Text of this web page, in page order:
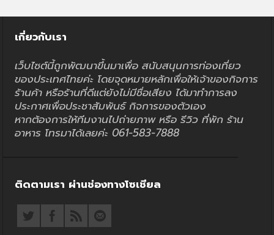
เกี่ยวกับเรา
เว็บไซต์นี้ถูกพัฒนาขึ้นมาเพื่อ สนับสนุนการท่องเที่ยว
ของประเทศไทยค่ะ โดยจุดหมายหลักเพื่อให้เจ้าของกิจการ
ร้านค้า หรือร้านที่ดีแต่ยังไม่มีชื่อเสียง ได้มาทำการลง
ประกาศเพื่อประชาสัมพันธ์ กิจการของตัวเอง
หากต้องการให้ทีมงานไปถ่ายภาพ หรือ รีวิว ที่พัก ร้าน
อาหาร โทรมาได้เลยค่ะ 061-583-7888
ติดตามเรา ผ่านช่องทางโซเชียล